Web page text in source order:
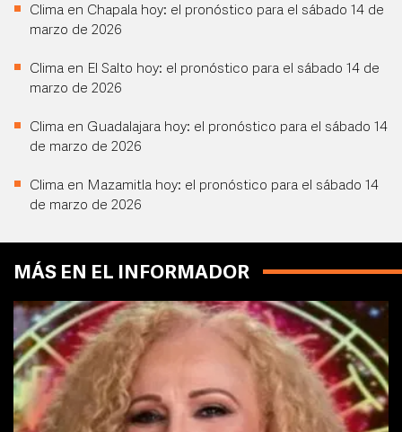
Clima en Chapala hoy: el pronóstico para el sábado 14 de
marzo de 2026
Clima en El Salto hoy: el pronóstico para el sábado 14 de
marzo de 2026
Clima en Guadalajara hoy: el pronóstico para el sábado 14
de marzo de 2026
Clima en Mazamitla hoy: el pronóstico para el sábado 14
de marzo de 2026
MÁS EN EL INFORMADOR